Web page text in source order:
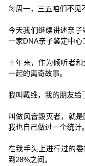
每周一，三五咱们不见
今天我们继续讲述亲
一家DNA亲子鉴定中心
十年来，作为倾听者
一起的离奇故事。
我叫戴维，我的朋友给
叫做风音毁灭者，就
我也自己做过一个统计
在我手头上进行过的
到28%之间。